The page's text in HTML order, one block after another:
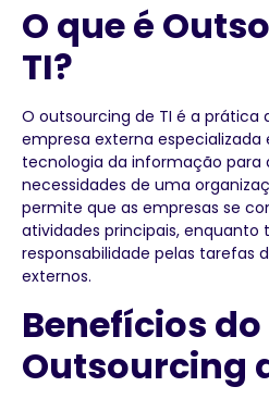
O que é
TI?
O outsourcing de TI é a
empresa externa especializada
tecnologia da informação para
necessidades de uma
permite que as empresas se
atividades principais, enquanto
responsabilidade pelas tarefas
externos.
Benefícios do
Outsourcing